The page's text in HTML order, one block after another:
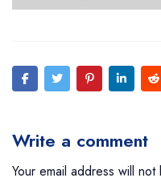
Write a comment
Your email address will